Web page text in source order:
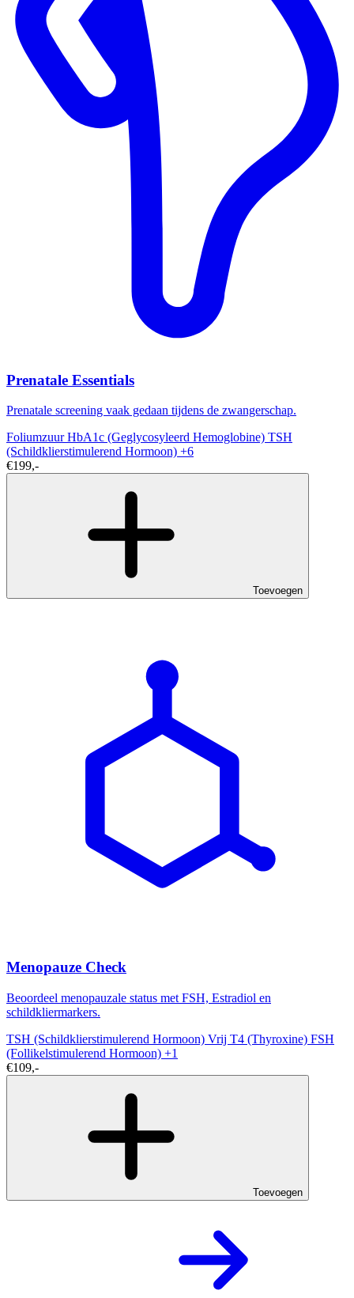
Prenatale Essentials
Prenatale screening vaak gedaan tijdens de zwangerschap.
FoliumzuurHbA1c (Geglycosyleerd Hemoglobine) TSH
(Schildklierstimulerend Hormoon) +6
€199,-
Toevoegen
Menopauze Check
Beoordeel menopauzale status met FSH, Estradiol en
schildkliermarkers.
TSH (Schildklierstimulerend Hormoon) Vrij T4 (Thyroxine) FSH
(Follikelstimulerend Hormoon) +1
€109,-
Toevoegen